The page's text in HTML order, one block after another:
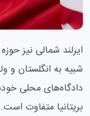
ایرلند شمالی نیز
شبیه به انگلستان و
دادگاه‌های محلی
بریتانیا متفاوت